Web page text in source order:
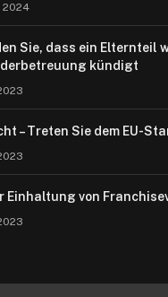
2024
Sie, dass ein Elternteil
kündigt
– Treten Sie dem EU-
Einhaltung von